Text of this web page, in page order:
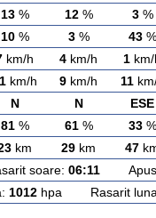
13% 12% 3%
10% 3% 43%
km/h 4 km/h 1 km/
km/h 9 km/h 11
N N ESE
81% 61% 33%
km 29 km 47
soare: 06:11Apus
1012hpa Rasarit